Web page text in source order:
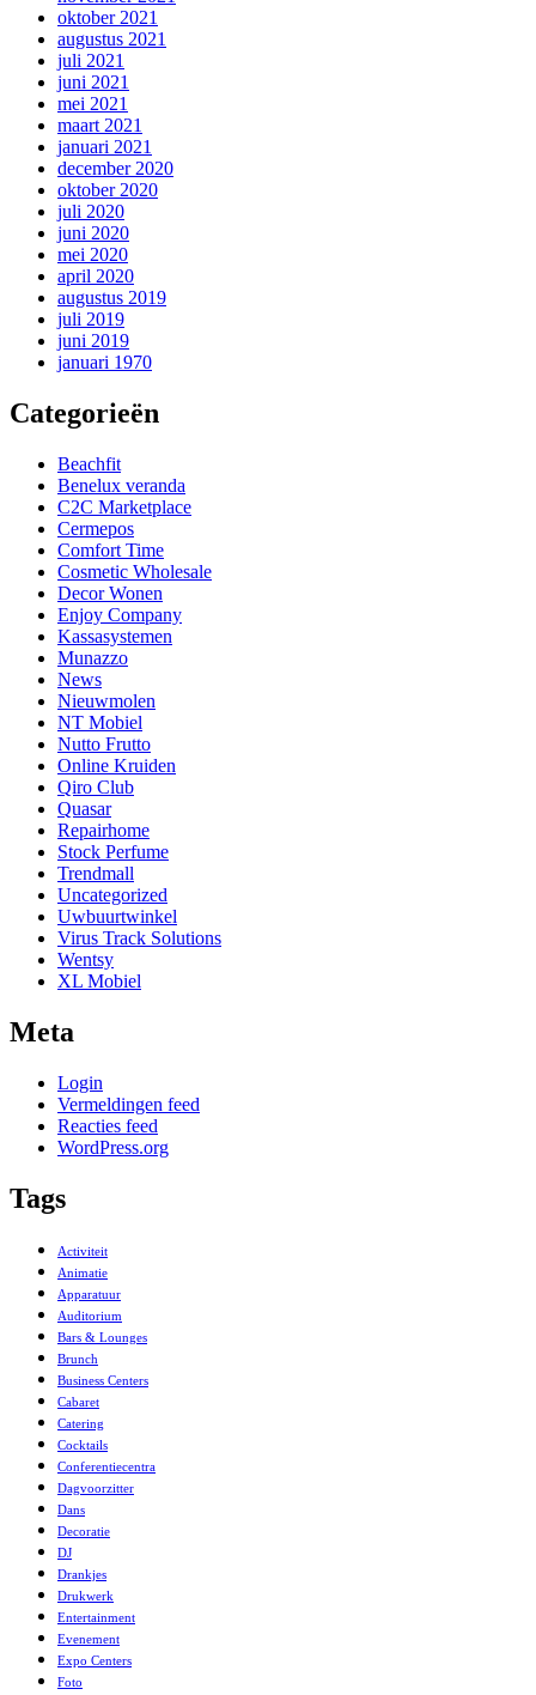
oktober 2021
augustus 2021
juli 2021
juni 2021
mei 2021
maart 2021
januari 2021
december 2020
oktober 2020
juli 2020
juni 2020
mei 2020
april 2020
augustus 2019
juli 2019
juni 2019
januari 1970
Categorieën
Beachfit
Benelux veranda
C2C Marketplace
Cermepos
Comfort Time
Cosmetic Wholesale
Decor Wonen
Enjoy Company
Kassasystemen
Munazzo
News
Nieuwmolen
NT Mobiel
Nutto Frutto
Online Kruiden
Qiro Club
Quasar
Repairhome
Stock Perfume
Trendmall
Uncategorized
Uwbuurtwinkel
Virus Track Solutions
Wentsy
XL Mobiel
Meta
Login
Vermeldingen feed
Reacties feed
WordPress.org
Tags
Activiteit
Animatie
Apparatuur
Auditorium
Bars & Lounges
Brunch
Business Centers
Cabaret
Catering
Cocktails
Conferentiecentra
Dagvoorzitter
Dans
Decoratie
DJ
Drankjes
Drukwerk
Entertainment
Evenement
Expo Centers
Foto